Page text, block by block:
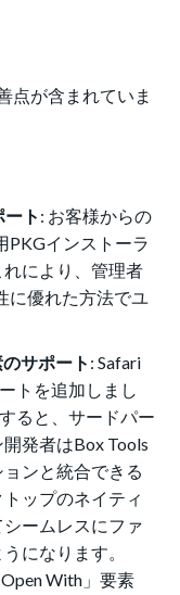
点が含まれていま
ト : お客様からの
PKGインストーラ
により、管理者
に優れた方法でユ
サポート : Safari
トを追加しまし
ると、サードパー
発者はBox Tools
ンと統合できる
ップのネイティ
ームレスにファ
になります。
With」要素